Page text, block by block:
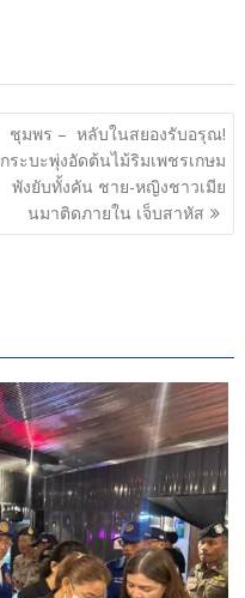
ชุมพร – หลับในสยองรับอรุณ!
กระบะพุ่งอัดต้นไม้ริมเพชรเกษม
พังยับทั้งคัน ชาย-หญิงชาวเมีย
นมาติดภายใน เจ็บสาหัส